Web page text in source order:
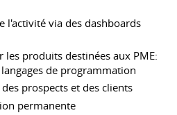
l'activité via des dashboards
les produits destinées aux PME:
de programmation
prospects et des clients
permanente